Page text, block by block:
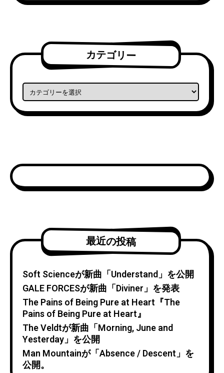
カテゴリー
カテゴリー
最近の投稿
Soft Scienceが新曲「Understand」を公開
GALE FORCESが新曲「Diviner」を発表
The Pains of Being Pure at Heart『The
Pains of Being Pure at Heart』
The Veldtが新曲「Morning, June and
Yesterday」を公開
Man Mountainが「Absence / Descent」を
公開。